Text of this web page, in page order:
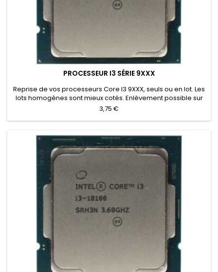
PROCESSEUR I3 SÉRIE 9XXX
Reprise de vos processeurs Core I3 9XXX, seuls ou en lot. Les
lots homogènes sont mieux cotés. Enlèvement possible sur
les volumes.
3,75 €